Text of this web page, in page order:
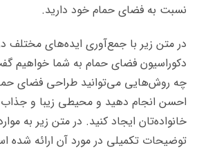
نسبت به فضای حمام خود دارید.
در متن زیر با جمع‌آوری ایده‌های مختلف
دکوراسیون فضای حمام به شما خواهیم
چه روش‌هایی می‌توانید طراحی فضای
احسن انجام دهید و محیطی زیبا و
خانواده‌تان ایجاد کنید. در متن زیر به
توضیحات تکمیلی در مورد آن ارائه شده